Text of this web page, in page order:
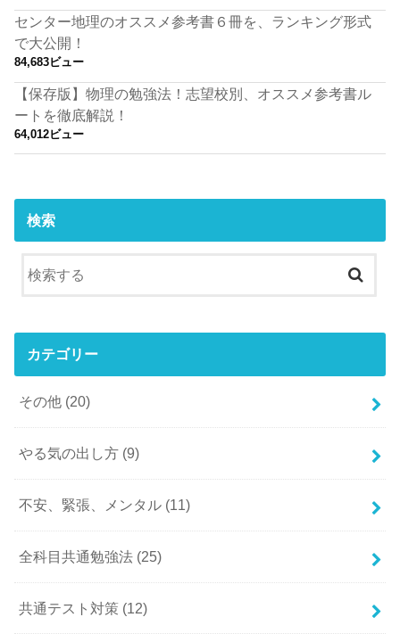
センター地理のオススメ参考書６冊を、ランキング形式
で大公開！
84,683ビュー
【保存版】物理の勉強法！志望校別、オススメ参考書ル
ートを徹底解説！
64,012ビュー
検索
カテゴリー
その他 (20)
やる気の出し方 (9)
不安、緊張、メンタル (11)
全科目共通勉強法 (25)
共通テスト対策 (12)